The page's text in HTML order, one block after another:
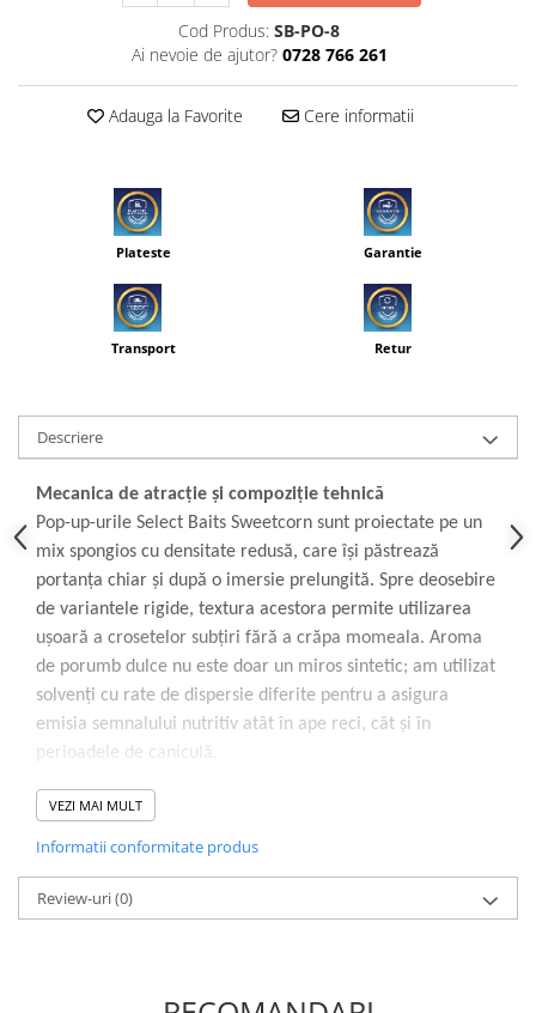
Cod Produs: SB-PO-8
Ai nevoie de ajutor? 0728 766 261
Adauga la Favorite Cere informatii
Plateste Garantie
Transport Retur
Descriere
Mecanica de atracție și compoziție tehnică
Pop-up-urile Select Baits Sweetcorn sunt proiectate pe un
mix spongios cu densitate redusă, care își păstrează
portanța chiar și după o imersie prelungită. Spre deosebire
de variantele rigide, textura acestora permite utilizarea
ușoară a crosetelor subțiri fără a crăpa momeala. Aroma
de porumb dulce nu este doar un miros sintetic; am utilizat
solvenți cu rate de dispersie diferite pentru a asigura
emisia semnalului nutritiv atât în ape reci, cât și în
perioadele de caniculă.
Impact vizual în coloana de apă
Culoarea galben fluo este selectată pentru vizibilitatea sa
reperată de crap în majoritatea condițiilor de luminozitate.
Această momeală excelează pe lacurile cu apă tulbure sau
VEZI MAI MULT
Informatii conformitate produs
Review-uri(0)